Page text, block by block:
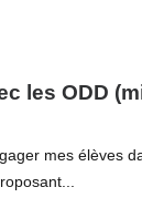
les ODD
mes élèves